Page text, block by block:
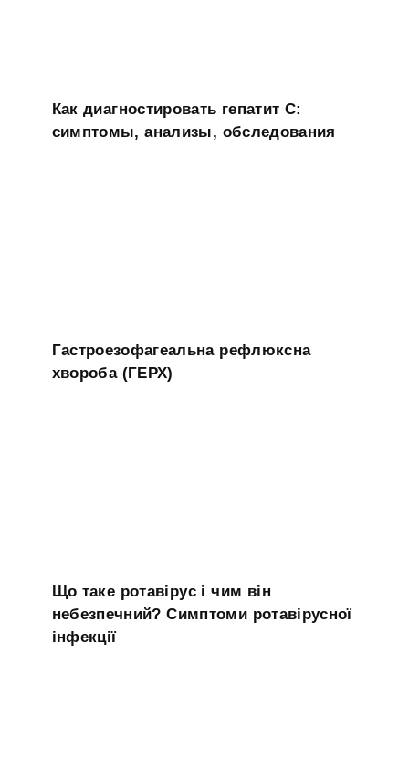
Как диагностировать гепатит C:
симптомы, анализы, обследования
Гастроезофагеальна рефлюксна
хвороба (ГЕРХ)
Що таке ротавірус і чим він
небезпечний? Симптоми ротавірусної
інфекції